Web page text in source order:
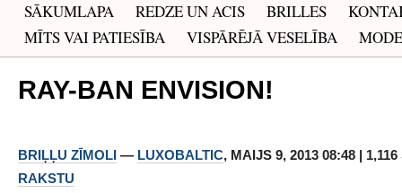
SĀKUMLAPA REDZE UN ACIS BRILLES
MĪTS VAI PATIESĪBA
VISPĀRĒJĀ VESELĪBA MODE
RAY-BAN ENVISION!
BRIĻĻU ZĪMOLI — LUXOBALTIC, MAIJS 9, 2013 08:48 |
RAKSTU